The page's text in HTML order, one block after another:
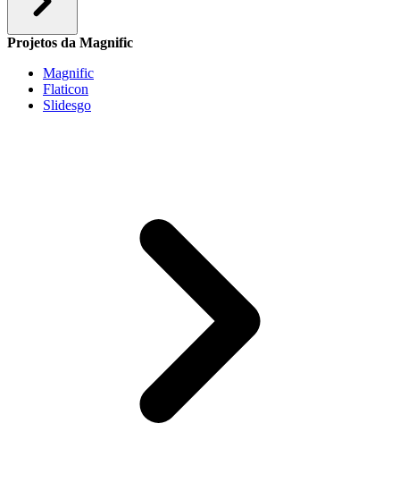
Projetos da Magnific
Magnific
Flaticon
Slidesgo